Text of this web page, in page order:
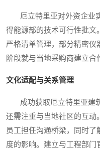
厄立特里亚对外资企业
得能源部的技术可行性批文
严格清单管理，部分精密仪
阶段就与当地采购商建立合
文化适配与关系管理
成功获取厄立特里亚建筑
还需注重与当地社区的互动
员工担任沟通桥梁，同时
度的影响。建立与工程部